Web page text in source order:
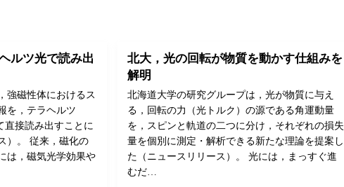
ルツ光で読み出
強磁性体におけるス
を，テラヘルツ
直接読み出すことに
）。 従来，磁化の
は，磁気光学効果や
北大，光の回転が物質を動かす仕組みを
解明
北海道大学の研究グループは，光が物質に与え
る，回転の力（光トルク）の源である角運動量
を，スピンと軌道の二つに分け，それぞれの損失
量を個別に測定・解析できる新たな理論を提案し
た（ニュースリリース）。 光には，まっすぐ進
むだ…